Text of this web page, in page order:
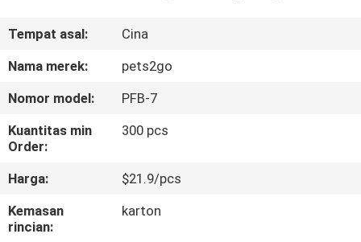
KAMI
PABRIK
KAMI
Tempat asal:
Cina
Nama merek:
pets2go
Nomor model:
PFB-7
Kuantitas min
Order:
300 pcs
Harga:
$21.9/pcs
Kemasan
rincian:
karton